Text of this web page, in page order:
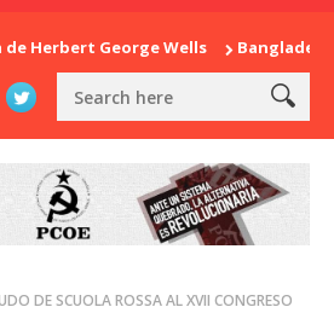
George Wells Bangladesh:
DE SCUOLA ROSSA AL XVII CONGRESO